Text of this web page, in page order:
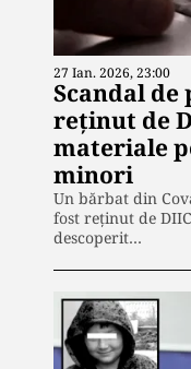
27 Ian. 2026, 23:00
Scandal
reținut de
materiale
minori
Un bărbat din
fost reținut de
descoperit…